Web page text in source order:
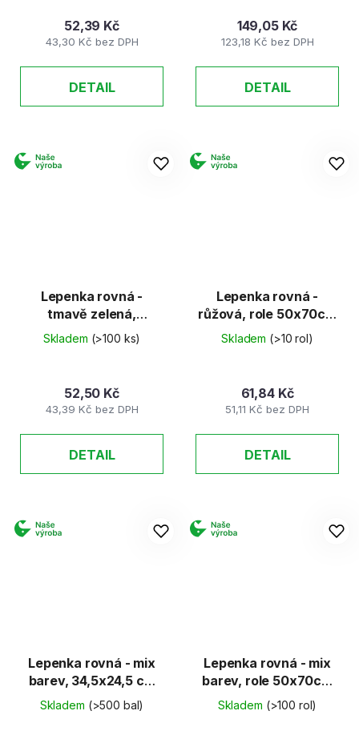
43,30 Kč bez DPH
52,39 Kč
DETAIL
123,18 Kč bez DPH
149,05 Kč
DETAIL
Lepenka rovná -
tmavě zelená,
50x70cm (E-Welle)
Skladem (>100 ks)
43,39 Kč bez DPH
52,50 Kč
DETAIL
Lepenka rovná -
růžová, role 50x70cm
(E-Welle)
Skladem (>10 rol)
51,11 Kč bez DPH
61,84 Kč
DETAIL
Lepenka rovná - mix
barev, 34,5x24,5 cm
(E-Welle)
Skladem (>500 bal)
Lepenka rovná - mix
barev, role 50x70cm
(E-Welle)
Skladem (>100 rol)